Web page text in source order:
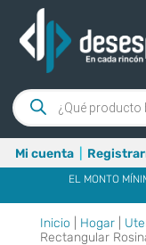
Búsqueda
de
productos
Mi cuenta
EL MONTO
Inicio Hogar|
Rectangular